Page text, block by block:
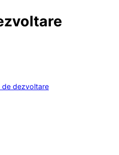
de dezvoltare